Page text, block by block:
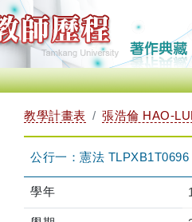
教學計畫表 張浩倫 HAO-
公行一：憲法 TLPXB1T0696
學年